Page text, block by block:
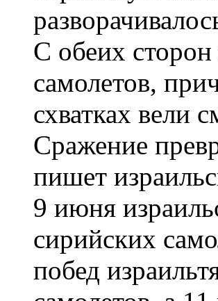
С обеих
самолетов,
схватках вели
Сражение
пишет
9 июня
сирийских
побед